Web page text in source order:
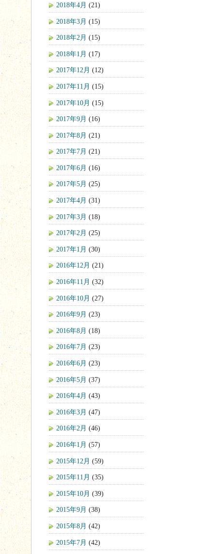
2018年4月 (21)
2018年3月 (15)
2018年2月 (15)
2018年1月 (17)
2017年12月 (12)
2017年11月 (15)
2017年10月 (15)
2017年9月 (16)
2017年8月 (21)
2017年7月 (21)
2017年6月 (16)
2017年5月 (25)
2017年4月 (31)
2017年3月 (18)
2017年2月 (25)
2017年1月 (30)
2016年12月 (21)
2016年11月 (32)
2016年10月 (27)
2016年9月 (23)
2016年8月 (18)
2016年7月 (23)
2016年6月 (23)
2016年5月 (37)
2016年4月 (43)
2016年3月 (47)
2016年2月 (46)
2016年1月 (57)
2015年12月 (59)
2015年11月 (35)
2015年10月 (39)
2015年9月 (38)
2015年8月 (42)
2015年7月 (42)